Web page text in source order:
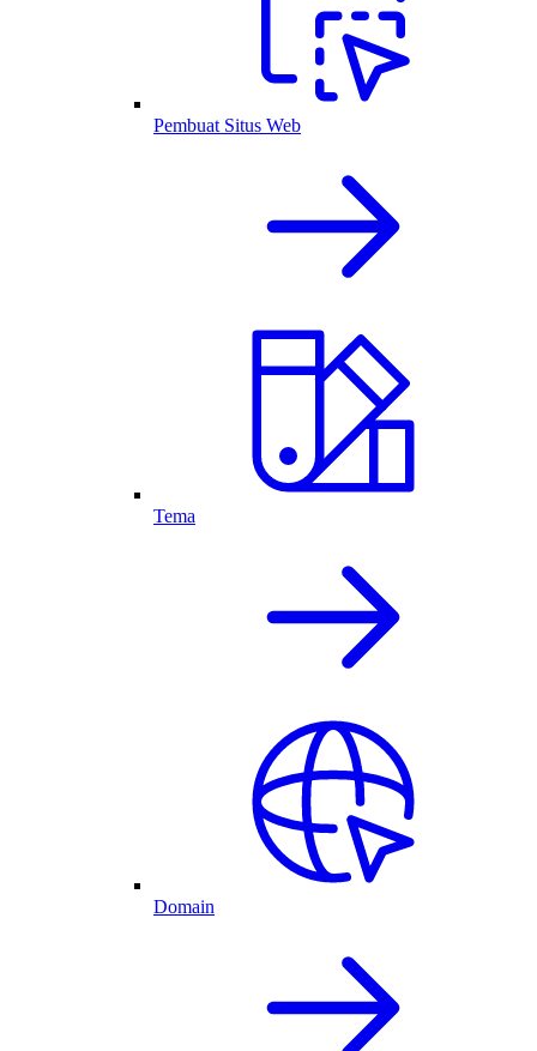
Pembuat Situs Web
Tema
Domain